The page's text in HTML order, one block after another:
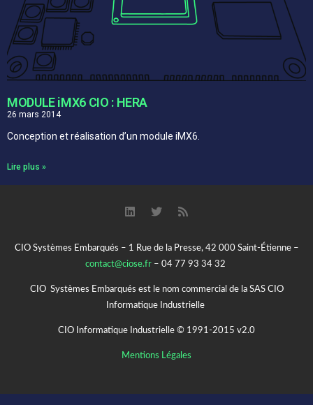
MODULE iMX6 CIO : HERA​
26 mars 2014
Conception et réalisation d’un module iMX6.
Lire plus »
CIO Systèmes Embarqués – 1 Rue de la Presse, 42 000 Saint-Étienne –
contact@ciose.fr – 04 77 93 34 32
CIO Systèmes Embarqués est le nom commercial de la SAS CIO
Informatique Industrielle
CIO Informatique Industrielle © 1991-2015 v2.0
Mentions Légales